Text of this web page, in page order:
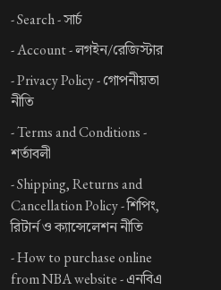
-Search -সার্চ
-Account -লগইন/রেজিস্টার
-Privacy Policy -গোপনীয়তা
নীতি
-Terms and Conditions -
শর্তাবলী
-Shipping, Returns and
Cancellation Policy -শিপিং,
রিটার্ন ও ক্যান্সেলেশন নীতি
-How to purchase online
from NBA website -এনবিএ